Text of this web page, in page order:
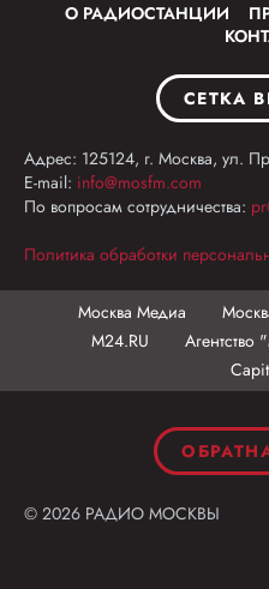
О РАДИОСТАНЦИИ
СЕТКА
Адрес: 125124, г. Москва, ул.
E-mail: info@mosfm.com
По вопросам сотрудничества:
Политика обработки
Москва Медиа
М24.RU
Агентство
© 2026 РАДИО МОСКВЫ